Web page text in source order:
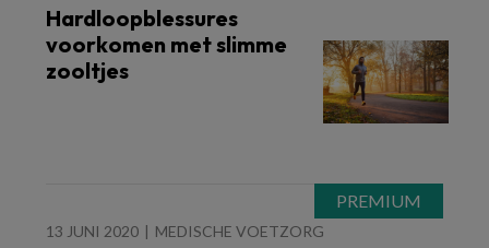
Hardloopblessures
voorkomen met slimme
zooltjes
13 JUNI 2020 MEDISCHE VOETZORG